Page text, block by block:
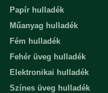
Papír hulladék
Műanyag hulladék
Fém hulladék
Fehér üveg hulladék
Elektronikai hulladék
Színes üveg hulladék